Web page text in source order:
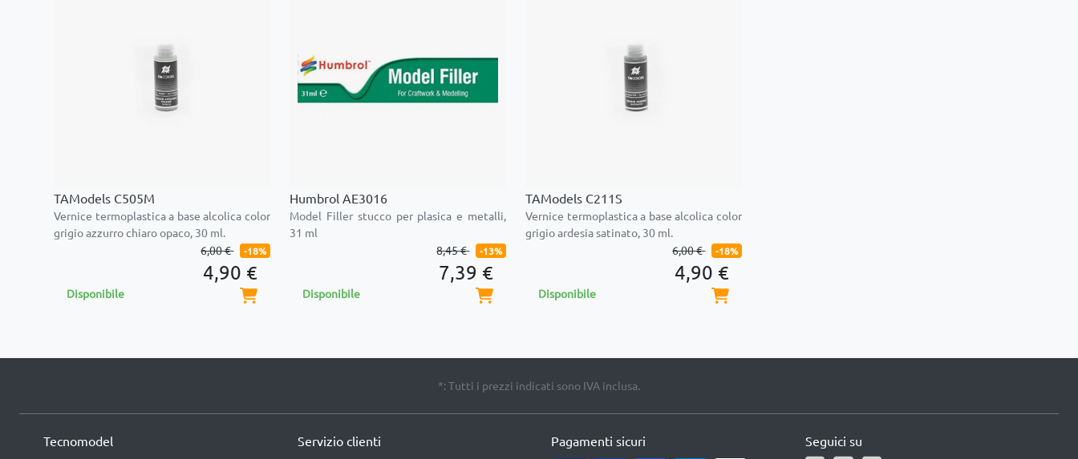
TAModels C505M
Vernice termoplastica a base alcolica color
grigio azzurro chiaro opaco, 30 ml.
6,00 €
-18%
4,90 €
Disponibile
Humbrol AE3016
Model Filler stucco per plasica e metalli,
31 ml
8,45 €
-13%
7,39 €
Disponibile
TAModels C211S
Vernice termoplastica a base alcolica color
grigio ardesia satinato, 30 ml.
6,00 €
-18%
4,90 €
Disponibile
*: Tutti i prezzi indicati sono IVA inclusa.
Tecnomodel Servizio clienti Pagamenti sicuri Seguici su